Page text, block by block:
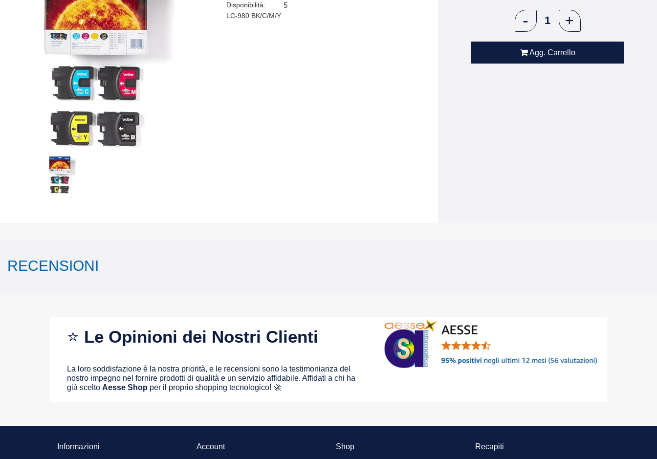
Disponibilità: 5
LC-980 BK/C/M/Y
Agg. Carrello
RECENSIONI
⭐ Le Opinioni dei Nostri Clienti
La loro soddisfazione è la nostra priorità, e le recensioni sono la testimonianza del
nostro impegno nel fornire prodotti di qualità e un servizio affidabile. Affidati a chi ha
già scelto Aesse Shop per il proprio shopping tecnologico! 🚀
Informazioni Account Shop Recapiti